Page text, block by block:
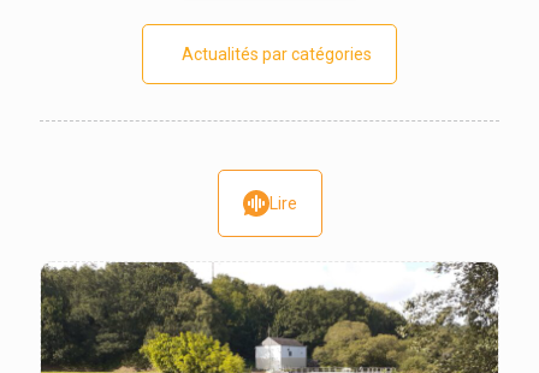
Actualités par catégories
Lire